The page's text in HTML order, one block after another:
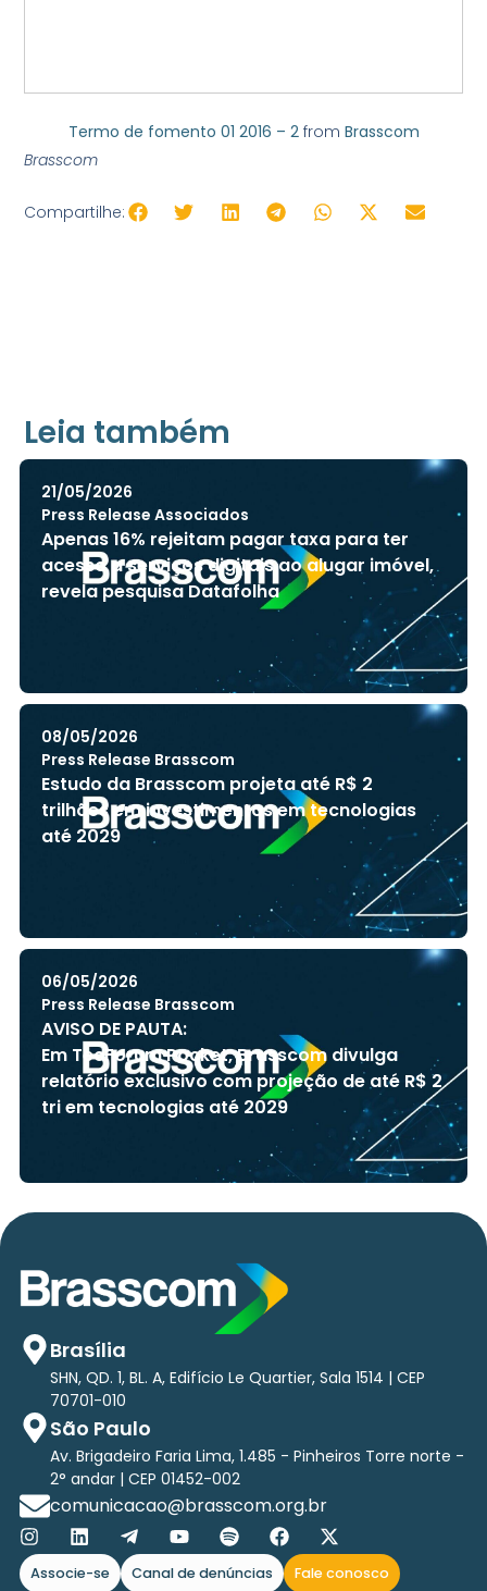
Termo de fomento 01 2016 – 2 from Brasscom
Brasscom
Compartilhe:
Leia também
21/05/2026
Press Release Associados
Apenas 16% rejeitam pagar taxa para ter
acesso a serviços digitais ao alugar imóvel,
revela pesquisa Datafolha
08/05/2026
Press Release Brasscom
Estudo da Brasscom projeta até R$ 2
trilhões em investimentos em tecnologias
até 2029
06/05/2026
Press Release Brasscom
AVISO DE PAUTA:
Em TecForum Pocket, Brasscom divulga
relatório exclusivo com projeção de até R$ 2
tri em tecnologias até 2029
Brasília
SHN, QD. 1, BL. A, Edifício Le Quartier, Sala 1514 | CEP
70701-010
São Paulo
Av. Brigadeiro Faria Lima, 1.485 - Pinheiros Torre norte -
2° andar | CEP 01452-002
comunicacao@brasscom.org.br
Associe-se Canal de denúncias Fale conosco